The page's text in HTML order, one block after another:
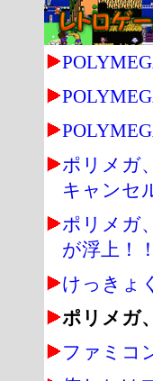
ポリメガ
キャンセ
ポリメガ
が浮上！！
けっきょ
ポリメガ
ファミコ